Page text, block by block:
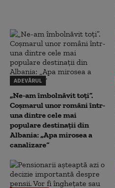
ADEVĂRUL
„Ne-am îmbolnăvit toți”.
Coșmarul unor români într-
una dintre cele mai
populare destinații din
Albania: „Apa mirosea a
canalizare”